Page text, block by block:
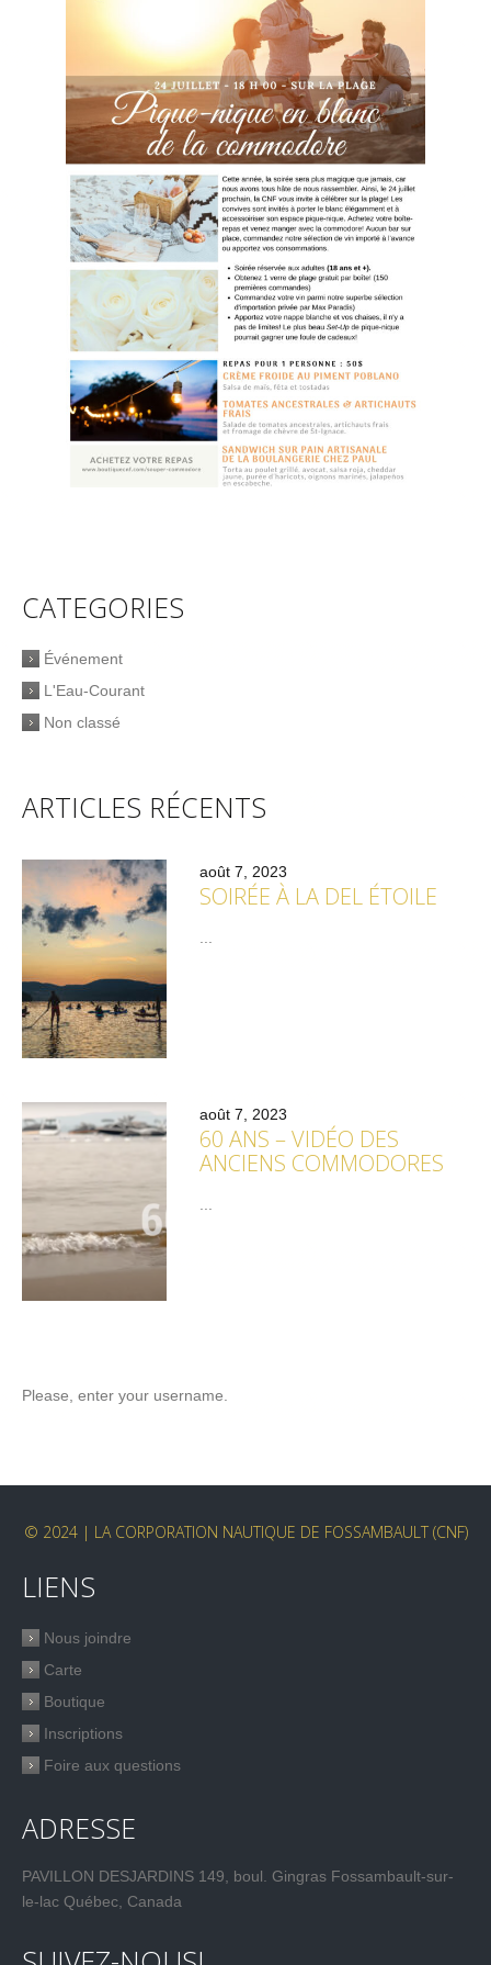
CATEGORIES
Événement
L'Eau-Courant
Non classé
ARTICLES RÉCENTS
août 7, 2023
SOIRÉE À LA DEL ÉTOILE
août 7, 2023
60 ANS – VIDÉO DES
ANCIENS COMMODORES
Please, enter your username.
© 2024 | LA CORPORATION NAUTIQUE DE FOSSAMBAULT (CNF)
LIENS
Nous joindre
Carte
Boutique
Inscriptions
Foire aux questions
ADRESSE
PAVILLON DESJARDINS 149, boul. Gingras Fossambault-sur-
le-lac Québec, Canada